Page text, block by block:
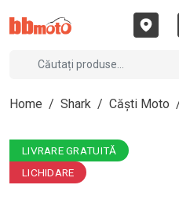
Home / Shark / Căști Moto
LIVRARE GRATUITĂ
LICHIDARE